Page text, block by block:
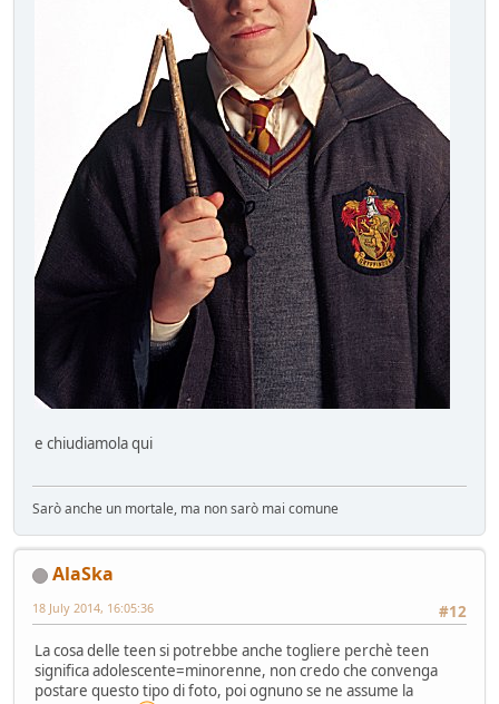
e chiudiamola qui
Sarò anche un mortale, ma non sarò mai comune
AlaSka
#12
18 July 2014, 16:05:36
La cosa delle teen si potrebbe anche togliere perchè teen
significa adolescente=minorenne, non credo che convenga
postare questo tipo di foto, poi ognuno se ne assume la